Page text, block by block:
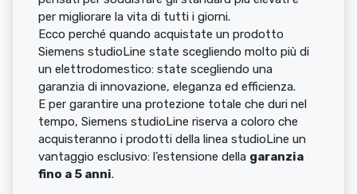
per migliorare la vita di tutti i giorni.
Ecco perché quando acquistate un prodotto
Siemens studioLine state scegliendo molto più di
un elettrodomestico: state scegliendo una
garanzia di innovazione, eleganza ed efficienza.
E per garantire una protezione totale che duri nel
tempo, Siemens studioLine riserva a coloro che
acquisteranno i prodotti della linea studioLine un
vantaggio esclusivo: l’estensione della garanzia
fino a 5 anni.